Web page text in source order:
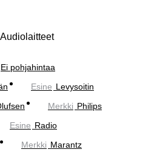
Ei pohjahintaa
Esine Levysoitin
Merkki Philips
Esine Radio
Merkki Marantz